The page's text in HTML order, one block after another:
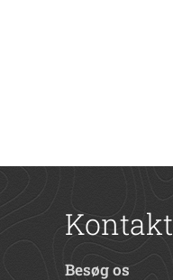
Kontakt
Besøg os